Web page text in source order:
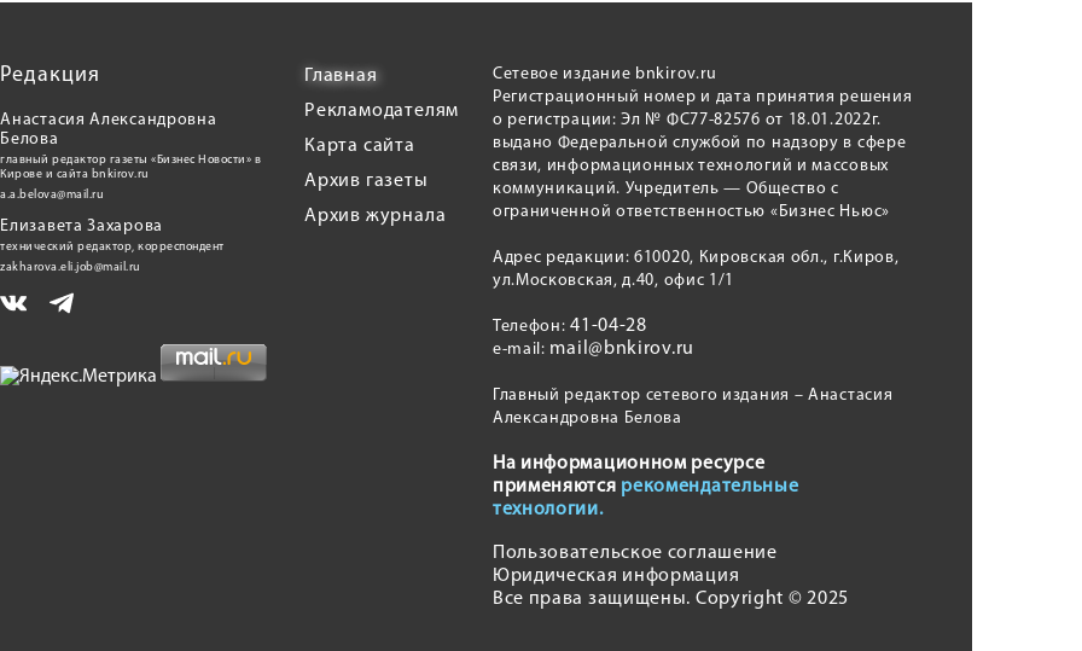
Редакция
Анастасия Александровна
Белова
главный редактор газеты «Бизнес Новости» в
Кирове и сайта bnkirov.ru
a.a.belova@mail.ru
Елизавета Захарова
технический редактор, корреспондент
zakharova.eli.job@mail.ru
Главная
Рекламодателям
Карта сайта
Архив газеты
Архив журнала
Сетевое издание bnkirov.ru
Регистрационный номер и дата принятия решения
о регистрации: Эл № ФС77-82576 от 18.01.2022г.
выдано Федеральной службой по надзору в сфере
связи, информационных технологий и массовых
коммуникаций. Учредитель — Общество с
ограниченной ответственностью «Бизнес Ньюс»
Адрес редакции: 610020, Кировская обл., г.Киров,
ул.Московская, д.40, офис 1/1
Телефон:41-04-28
e-mail: mail@bnkirov.ru
Главный редактор сетевого издания – Анастасия
Александровна Белова
На информационном ресурсе
применяются рекомендательные
технологии.
Пользовательское соглашение
Юридическая информация
Все права защищены. Copyright © 2025